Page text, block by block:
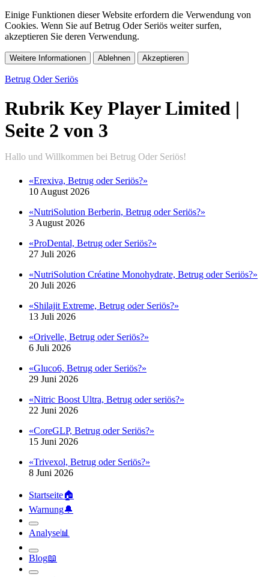
Einige Funktionen dieser Website erfordern die Verwendung von
Cookies. Wenn Sie auf Betrug Oder Seriös weiter surfen,
akzeptieren Sie deren Verwendung.
Weitere Informationen Ablehnen Akzeptieren
Betrug Oder Seriös
Rubrik Key Player Limited |
Seite 2 von 3
«Erexiva, Betrug oder Seriös?»
«NutriSolution Berberin, Betrug oder Seriös?»
«ProDental, Betrug oder Seriös?»
«NutriSolution Créatine Monohydrate, Betrug oder Seriös?»
«Shilajit Extreme, Betrug oder Seriös?»
«Orivelle, Betrug oder Seriös?»
«Gluco6, Betrug oder Seriös?»
«Nitric Boost Ultra, Betrug oder seriös?»
«CoreGLP, Betrug oder Seriös?»
«Trivexol, Betrug oder Seriös?»
Startseite🏠︎
🔔︎
Analyse📊︎
Blog📖︎
Tools🛠︎